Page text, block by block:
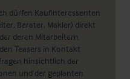
dürfen Kaufinteressenten
Berater, Makler) direkt
deren Mitarbeitern
Teasers in Kontakt
hinsichtlich der
und der geplanten